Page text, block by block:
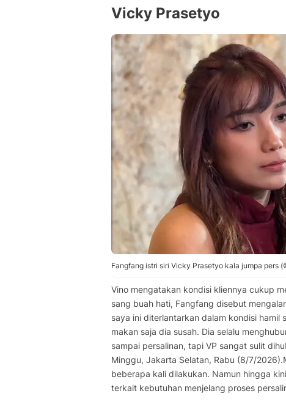
Vicky Prasetyo
Fangfang istri siri Vicky Prasetyo kala jumpa pers
Vino mengatakan kondisi kliennya cukup
sang buah hati, Fangfang disebut
saya ini diterlantarkan dalam kondisi hamil
makan saja dia susah. Dia selalu
sampai persalinan, tapi VP sangat sulit
Minggu, Jakarta Selatan, Rabu (8/7/
beberapa kali dilakukan. Namun hingga
terkait kebutuhan menjelang proses